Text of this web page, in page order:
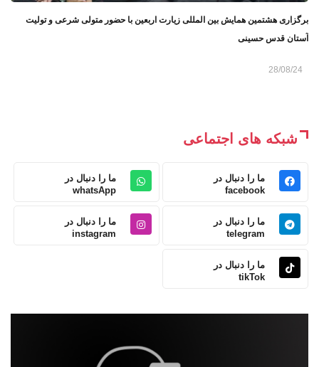
برگزاری هشتمین همایش بین المللی زیارت اربعین با حضور متولی شرعی و تولیت
آستان قدس حسینی
28/08/24
شبکه های اجتماعی
ما را دنبال در
facebook
ما را دنبال در
whatsApp
ما را دنبال در
telegram
ما را دنبال در
instagram
ما را دنبال در
tikTok